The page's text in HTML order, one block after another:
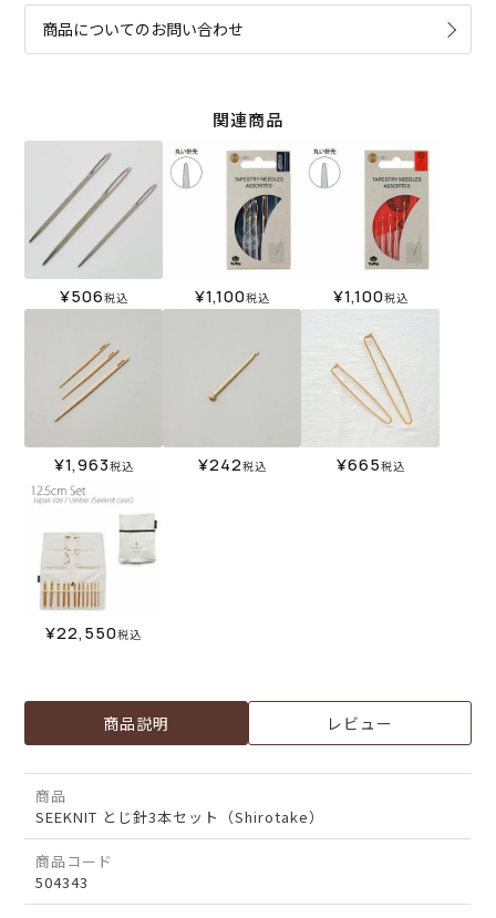
商品についてのお問い合わせ
関連商品
¥506税込 ¥1,100税込 ¥1,100税込
¥1,963税込 ¥242税込 ¥665税込
¥22,550税込
商品説明 レビュー
商品
SEEKNIT とじ針3本セット（Shirotake）
商品コード
504343